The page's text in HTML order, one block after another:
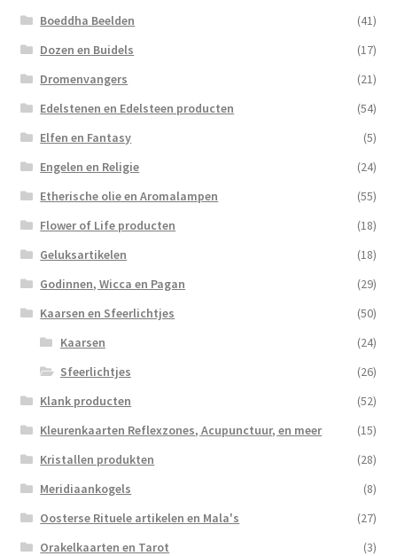
Boeddha Beelden
(41)
Dozen en Buidels
(17)
Dromenvangers
(21)
Edelstenen en Edelsteen producten
(54)
Elfen en Fantasy
(5)
Engelen en Religie
(24)
Etherische olie en Aromalampen
(55)
Flower of Life producten
(18)
Geluksartikelen
(18)
Godinnen, Wicca en Pagan
(29)
Kaarsen en Sfeerlichtjes
(50)
Kaarsen
(24)
Sfeerlichtjes
(26)
Klank producten
(52)
Kleurenkaarten Reflexzones, Acupunctuur, en meer
(15)
Kristallen produkten
(28)
Meridiaankogels
(8)
Oosterse Rituele artikelen en Mala's
(27)
Orakelkaarten en Tarot
(3)